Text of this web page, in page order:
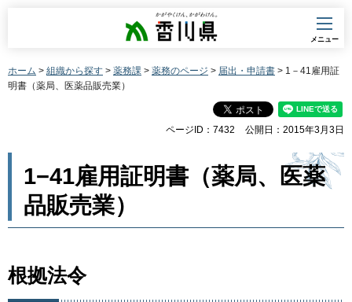
香川県
メニュー
ホーム > 組織から探す > 薬務課 > 薬務のページ > 届出・申請書 > 1－41雇用証
明書（薬局、医薬品販売業）
ページID：7432 公開日：2015年3月3日
1−41雇用証明書（薬局、医薬
品販売業）
根拠法令